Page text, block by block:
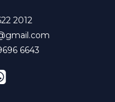
2012
6643